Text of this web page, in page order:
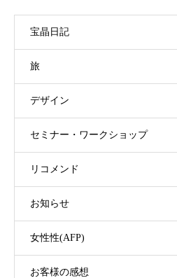
宝晶日記
旅
デザイン
セミナー・ワークショップ
リコメンド
お知らせ
女性性(AFP)
お客様の感想